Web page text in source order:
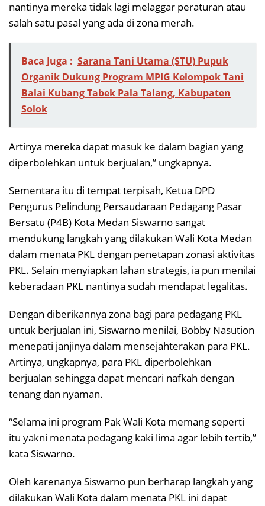
nantinya mereka tidak lagi melaggar peraturan atau
salah satu pasal yang ada di zona merah.
Baca Juga : Sarana Tani Utama (STU) Pupuk
Organik Dukung Program MPIG Kelompok Tani
Balai Kubang Tabek Pala Talang, Kabupaten
Solok
Artinya mereka dapat masuk ke dalam bagian yang
diperbolehkan untuk berjualan,” ungkapnya.
Sementara itu di tempat terpisah, Ketua DPD
Pengurus Pelindung Persaudaraan Pedagang Pasar
Bersatu (P4B) Kota Medan Siswarno sangat
mendukung langkah yang dilakukan Wali Kota Medan
dalam menata PKL dengan penetapan zonasi aktivitas
PKL. Selain menyiapkan lahan strategis, ia pun menilai
keberadaan PKL nantinya sudah mendapat legalitas.
Dengan diberikannya zona bagi para pedagang PKL
untuk berjualan ini, Siswarno menilai, Bobby Nasution
menepati janjinya dalam mensejahterakan para PKL.
Artinya, ungkapnya, para PKL diperbolehkan
berjualan sehingga dapat mencari nafkah dengan
tenang dan nyaman.
“Selama ini program Pak Wali Kota memang seperti
itu yakni menata pedagang kaki lima agar lebih tertib,”
kata Siswarno.
Oleh karenanya Siswarno pun berharap langkah yang
dilakukan Wali Kota dalam menata PKL ini dapat